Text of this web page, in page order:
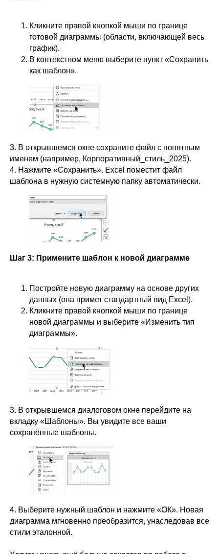
Кликните правой кнопкой мыши по границе
готовой диаграммы (области, включающей весь
график).
В контекстном меню выберите пункт «Сохранить
как шаблон».
3. В открывшемся окне сохраните файл с понятным
именем (например, Корпоративный_стиль_2025).
4. Нажмите «Сохранить». Excel поместит файл
шаблона в нужную системную папку автоматически.
Шаг 3: Примените шаблон к новой диаграмме
Постройте новую диаграмму на основе других
данных (она примет стандартный вид Excel).
Кликните правой кнопкой мыши по границе
новой диаграммы и выберите «Изменить тип
диаграммы».
3. В открывшемся диалоговом окне перейдите на
вкладку «Шаблоны». Вы увидите все ваши
сохранённые шаблоны.
4. Выберите нужный шаблон и нажмите «ОК». Новая
диаграмма мгновенно преобразится, унаследовав все
стили эталонной.